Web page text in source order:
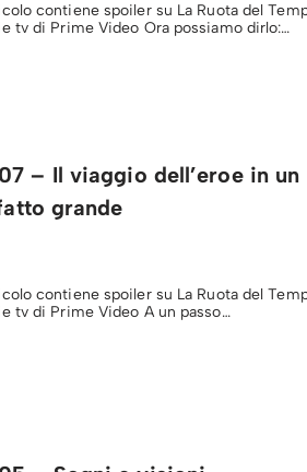
contiene spoiler su La Ruota del
tv di Prime Video Ora possiamo dirlo:…
– Il viaggio dell’eroe in un
grande
contiene spoiler su La Ruota del
tv di Prime Video A un passo…